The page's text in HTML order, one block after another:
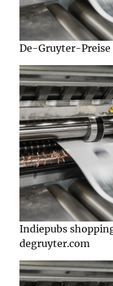
De-Gruyter-Preise
Indiepubs
degruyter.com